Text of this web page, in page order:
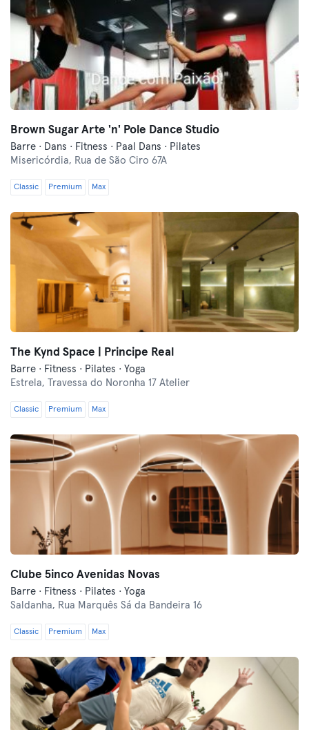
Brown Sugar Arte 'n' Pole Dance Studio
Barre · Dans · Fitness · Paal Dans · Pilates
Misericórdia, Rua de São Ciro 67A
Classic Premium Max
The Kynd Space | Principe Real
Barre · Fitness · Pilates · Yoga
Estrela, Travessa do Noronha 17 Atelier
Classic Premium Max
Clube 5inco Avenidas Novas
Barre · Fitness · Pilates · Yoga
Saldanha, Rua Marquês Sá da Bandeira 16
Classic Premium Max